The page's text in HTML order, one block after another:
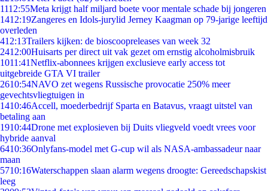
1112:55Meta krijgt half miljard boete voor mentale schade bij jongeren
1412:19Zangeres en Idols-jurylid Jerney Kaagman op 79-jarige leeftijd
overleden
412:13Trailers kijken: de bioscoopreleases van week 32
2412:00Huisarts per direct uit vak gezet om ernstig alcoholmisbruik
1011:41Netflix-abonnees krijgen exclusieve early access tot
uitgebreide GTA VI trailer
2610:54NAVO zet wegens Russische provocatie 250% meer
gevechtsvliegtuigen in
1410:46Accell, moederbedrijf Sparta en Batavus, vraagt uitstel van
betaling aan
1910:44Drone met explosieven bij Duits vliegveld voedt vrees voor
hybride aanval
6410:36Onlyfans-model met G-cup wil als NASA-ambassadeur naar
maan
5710:16Waterschappen slaan alarm wegens droogte: Gereedschapskist
leeg